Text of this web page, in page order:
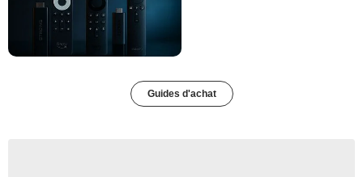
Guides d'achat